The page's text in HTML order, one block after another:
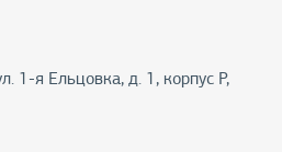
1-я Ельцовка, д. 1, корпус Р,